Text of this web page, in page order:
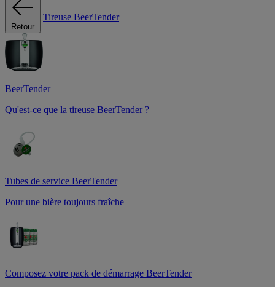
Retour
Tireuse BeerTender
BeerTender
Qu'est-ce que la tireuse BeerTender ?
Tubes de service BeerTender
Pour une bière toujours fraîche
Composez votre pack de démarrage BeerTender